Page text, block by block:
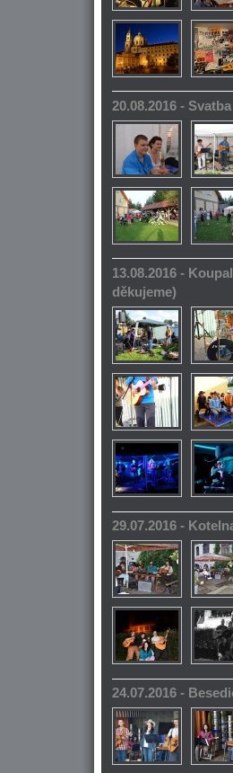
20.08.2016 -
13.08.2016 -
děkujeme)
29.07.2016 -
24.07.2016 -